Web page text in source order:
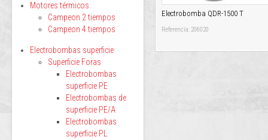
Electrobomba QDR-1500 T
Referencia: 206020
Motores térmicos
Campeon 2 tiempos
Campeon 4 tiempos
Electrobombas superficie
Superficie Foras
Electrobombas
superficie PE
Electrobombas de
superficie PE/A
Electrobombas
superficie PL